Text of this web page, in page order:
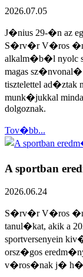
2026.07.05
J�nius 29-�n az
S�rv�r V�ros
alkalm�b�l nyolc
magas
tisztelettel ad�ztak
munk�jukkal
dolgoznak.
Tov�bb...
A sportban
2026.06.24
S�rv�r V�ros
tanul�kat, akik a
sportversenyein
orsz�gos
v�ros�nak j�